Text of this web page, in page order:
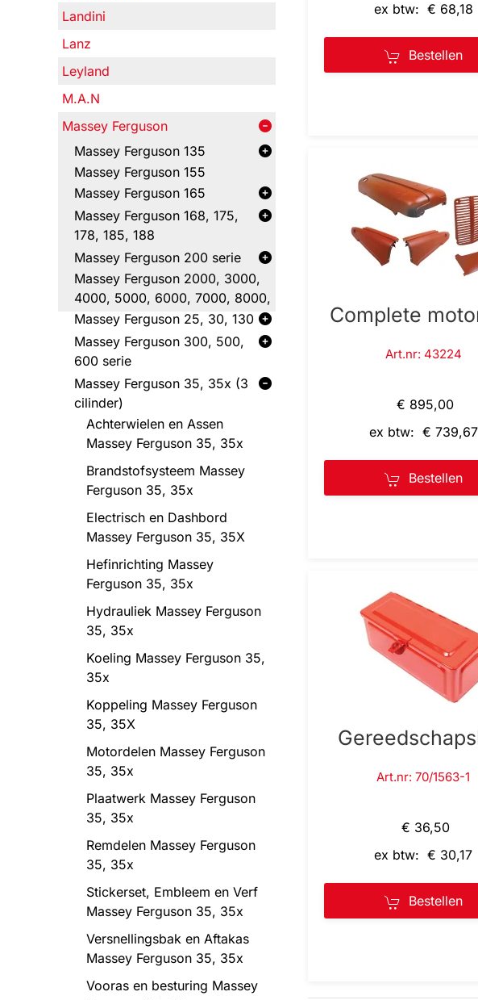
Landini
Lanz
Leyland
M.A.N
Massey Ferguson
Massey Ferguson 135
Massey Ferguson 155
Massey Ferguson 165
Massey Ferguson 168, 175,
178, 185, 188
Massey Ferguson 200 serie
Massey Ferguson 2000, 3000,
4000, 5000, 6000, 7000, 8000,
Massey Ferguson 25, 30, 130
Massey Ferguson 300, 500,
600 serie
Massey Ferguson 35, 35x (3
cilinder)
Achterwielen en Assen
Massey Ferguson 35, 35x
Brandstofsysteem Massey
Ferguson 35, 35x
Electrisch en Dashbord
Massey Ferguson 35, 35X
Hefinrichting Massey
Ferguson 35, 35x
Hydrauliek Massey Ferguson
35, 35x
Koeling Massey Ferguson 35,
35x
Koppeling Massey Ferguson
35, 35X
Motordelen Massey Ferguson
35, 35x
Plaatwerk Massey Ferguson
35, 35x
Remdelen Massey Ferguson
35, 35x
Stickerset, Embleem en Verf
Massey Ferguson 35, 35x
Versnellingsbak en Aftakas
Massey Ferguson 35, 35x
Vooras en besturing Massey
ex btw: € 68,18
Bestellen
Complete
Art.nr: 43224
€ 895,00
ex btw: € 739,67
Bestellen
Art.nr: 70/1563-1
€ 36,50
ex btw: € 30,17
Bestellen